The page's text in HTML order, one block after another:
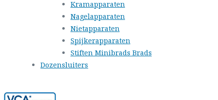
Kramapparaten
Nagelapparaten
Nietapparaten
Spijkerapparaten
Stiften Minibrads Brads
Dozensluiters